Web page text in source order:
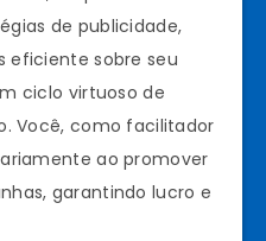
de publicidade,
eficiente sobre seu
ciclo virtuoso de
Você, como facilitador
ao promover
garantindo lucro e